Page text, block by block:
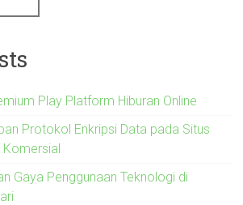
Play Platform Hiburan Online
Protokol Enkripsi Data pada Situs
Komersial
Gaya Penggunaan Teknologi di